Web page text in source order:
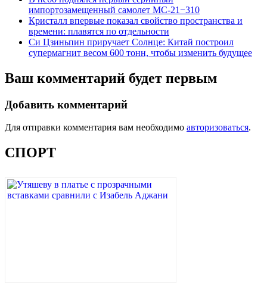
импортозамещенный самолет МС-21−310
Кристалл впервые показал свойство пространства и
времени: плавятся по отдельности
Си Цзиньпин приручает Солнце: Китай построил
супермагнит весом 600 тонн, чтобы изменить будущее
Ваш комментарий будет первым
Добавить комментарий
Для отправки комментария вам необходимо авторизоваться.
СПОРТ